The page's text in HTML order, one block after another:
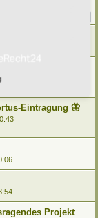
Eintragung 🦋
Projekt